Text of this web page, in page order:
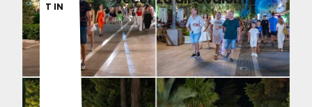
T IN
026